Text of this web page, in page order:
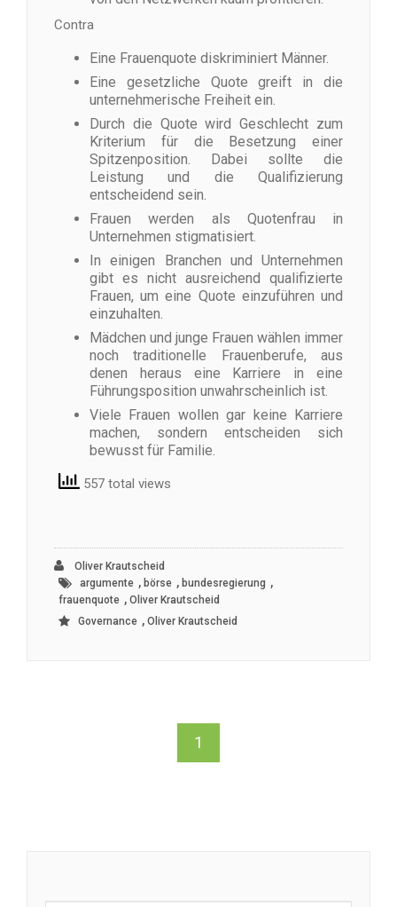
Contra
Eine Frauenquote diskriminiert Männer.
Eine gesetzliche Quote greift in die
unternehmerische Freiheit ein.
Durch die Quote wird Geschlecht zum
Kriterium für die Besetzung einer
Spitzenposition. Dabei sollte die
Leistung und die Qualifizierung
entscheidend sein.
Frauen werden als Quotenfrau in
Unternehmen stigmatisiert.
In einigen Branchen und Unternehmen
gibt es nicht ausreichend qualifizierte
Frauen, um eine Quote einzuführen und
einzuhalten.
Mädchen und junge Frauen wählen immer
noch traditionelle Frauenberufe, aus
denen heraus eine Karriere in eine
Führungsposition unwahrscheinlich ist.
Viele Frauen wollen gar keine Karriere
machen, sondern entscheiden sich
bewusst für Familie.
557 total views
Oliver Krautscheid
argumente , börse , bundesregierung ,
frauenquote , Oliver Krautscheid
Governance , Oliver Krautscheid
1